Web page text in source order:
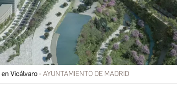
Vicálvaro AYUNTAMIENTO DE MADRID